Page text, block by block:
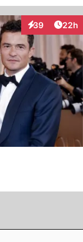
39
Interaktionen
22h